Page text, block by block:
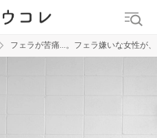
フェラが苦痛...。フェラ嫌いな女性が